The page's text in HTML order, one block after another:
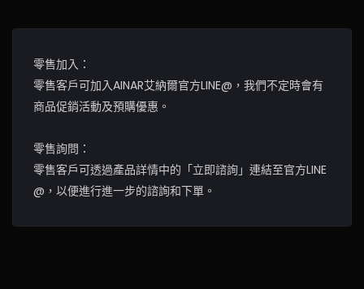
零售加入：
零售客戶可加入AINAR艾納爾官方LINE@，我們不定時會有
商品促銷活動及預購優惠。
零售詢問：
零售客戶可透過產品詳情中的「立即諮詢」連結至官方LINE
@，以便進行進一步的諮詢和下單。